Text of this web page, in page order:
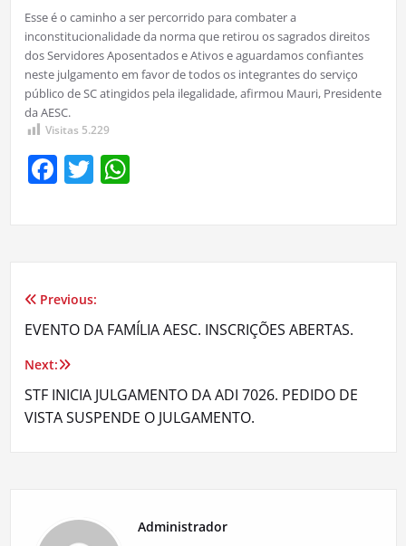
Esse é o caminho a ser percorrido para combater a
inconstitucionalidade da norma que retirou os sagrados direitos
dos Servidores Aposentados e Ativos e aguardamos confiantes
neste julgamento em favor de todos os integrantes do serviço
público de SC atingidos pela ilegalidade, afirmou Mauri, Presidente
da AESC.
Visitas 5.229
Facebook
TwitterWhatsApp
Navegação
de
Post
Previous:
EVENTO DA FAMÍLIA AESC. INSCRIÇÕES ABERTAS.
Next:
STF INICIA JULGAMENTO DA ADI 7026. PEDIDO DE
VISTA SUSPENDE O JULGAMENTO.
Administrador